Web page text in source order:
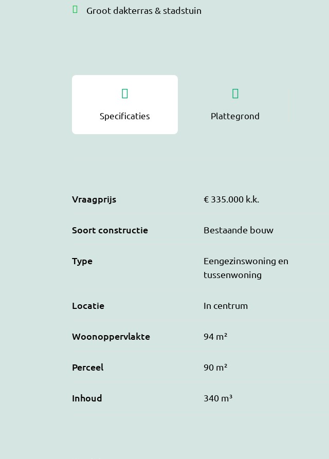
Groot dakterras & stadstuin
Specificaties Plattegrond
Vraagprijs € 335.000 k.k.
Soort constructie Bestaande bouw
Type
Eengezinswoning en
tussenwoning
Locatie In centrum
Woonoppervlakte 94 m²
Perceel 90 m²
Inhoud 340 m³